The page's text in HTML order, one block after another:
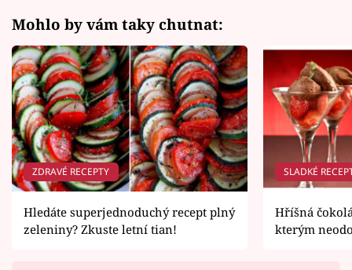
Mohlo by vám taky chutnat:
ZDRAVÉ RECEPTY
Hledáte superjednoduchý recept plný
zeleniny? Zkuste letní tian!
SLADKÉ
Hříšná
kterým